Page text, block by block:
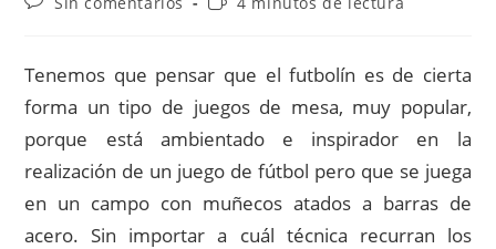
la
la
entrada:
Tenemos que pensar que el futbolín es de cierta
forma un tipo de juegos de mesa, muy popular,
porque está ambientado e inspirador en la
realización de un juego de fútbol pero que se juega
en un campo con muñecos atados a barras de
acero. Sin importar a cuál técnica recurran los